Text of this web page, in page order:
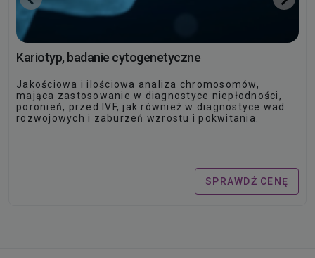
Kariotyp, badanie cytogenetyczne
Jakościowa i ilościowa analiza chromosomów,
mająca zastosowanie w diagnostyce niepłodności,
poronień, przed IVF, jak również w diagnostyce wad
rozwojowych i zaburzeń wzrostu i pokwitania.
SPRAWDŹ CENĘ